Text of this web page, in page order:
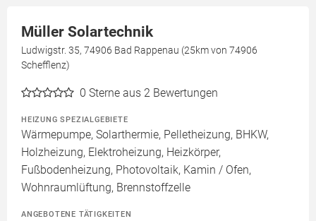
Müller Solartechnik
Ludwigstr. 35, 74906 Bad Rappenau (25km von 74906
Schefflenz)
0 Sterne aus 2 Bewertungen
HEIZUNG SPEZIALGEBIETE
Wärmepumpe, Solarthermie, Pelletheizung, BHKW,
Holzheizung, Elektroheizung, Heizkörper,
Fußbodenheizung, Photovoltaik, Kamin / Ofen,
Wohnraumlüftung, Brennstoffzelle
ANGEBOTENE TÄTIGKEITEN